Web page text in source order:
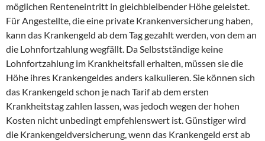
möglichen Renteneintritt in gleichbleibender Höhe geleistet.
Für Angestellte, die eine private Krankenversicherung haben,
kann das Krankengeld ab dem Tag gezahlt werden, von dem an
die Lohnfortzahlung wegfällt. Da Selbstständige keine
Lohnfortzahlung im Krankheitsfall erhalten, müssen sie die
Höhe ihres Krankengeldes anders kalkulieren. Sie können sich
das Krankengeld schon je nach Tarif ab dem ersten
Krankheitstag zahlen lassen, was jedoch wegen der hohen
Kosten nicht unbedingt empfehlenswert ist. Günstiger wird
die Krankengeldversicherung, wenn das Krankengeld erst ab